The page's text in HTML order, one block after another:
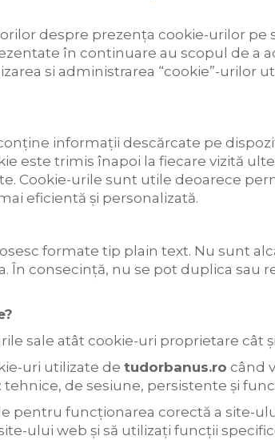
despre prezența cookie-urilor pe
în continuare au scopul de a
si administrarea “cookie”-urilor
informații descărcate pe
este trimis înapoi la fiecare vizită
Cookie-urile sunt utile deoarece
eficientă și personalizată.
formate tip plain text. Nu sunt
În consecință, nu se pot duplica sau
sale atât cookie-uri proprietare cât
uri utilizate de tudorbanus.ro când
de sesiune, persistente și
pentru funcționarea corectă a site-
ului web și să utilizați funcții